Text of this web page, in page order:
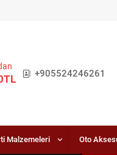
+905524246261
Malzemeleri Oto